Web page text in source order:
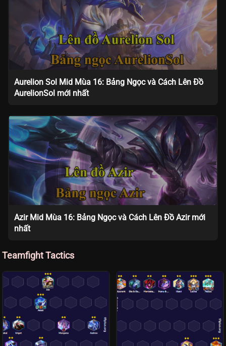
Aurelion Sol Mid Mùa 16: Bảng Ngọc và Cách Lên Đồ
AurelionSol mới nhất
Azir Mid Mùa 16: Bảng Ngọc và Cách Lên Đồ Azir mới
nhất
Teamfight Tactics